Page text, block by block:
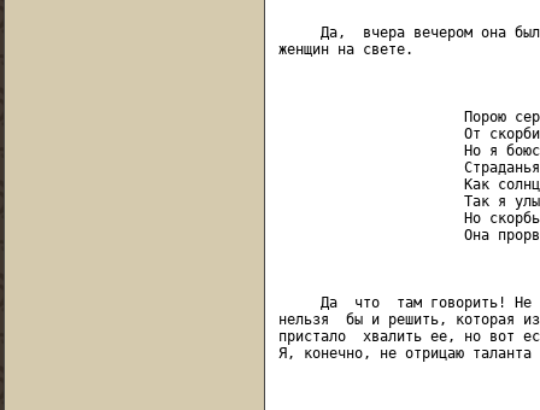
Да,  вчера вечером она
женщин на свете.
Порою
От
Но я
Как
Так я
Но
Она
Да  что  там говорить! Не
нельзя  бы и решить, которая
пристало  хвалить ее, но вот
Я, конечно, не отрицаю